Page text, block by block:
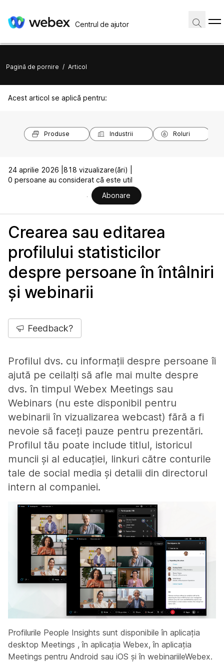
Centrul de ajutor
Pagină de pornire / Articol
Acest articol se aplică pentru:
Produse Industrii Roluri
24 aprilie 2026 | 818 vizualizare(ări) |
0 persoane au considerat că este util
Abonare
Crearea sau editarea
profilului statisticilor
despre persoane în întâlniri
și webinarii
Feedback?
Profilul dvs. cu informații despre persoane îi
ajută pe ceilalți să afle mai multe despre
dvs. în timpul Webex Meetings sau
Webinars (nu este disponibil pentru
webinarii în vizualizarea webcast) fără a fi
nevoie să faceți pauze pentru prezentări.
Profilul tău poate include titlul, istoricul
muncii și al educației, linkuri către conturile
tale de social media și detalii din directorul
intern al companiei.
Profilurile People Insights sunt disponibile în aplicația
desktop Meetings , în aplicația Webex, în aplicația
Meetings pentru Android sau iOS și în webinariileWebex.